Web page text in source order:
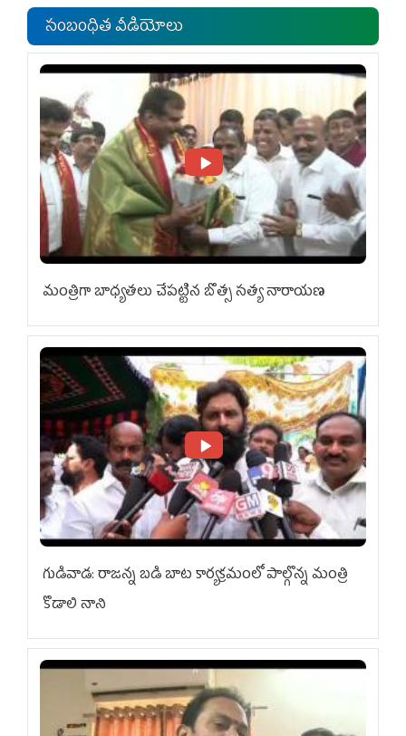
సంబంధిత వీడియోలు
మంత్రిగా బాధ్యతలు చేపట్టిన బొత్స సత్య నారాయణ
గుడివాడ: రాజన్న బడి బాట కార్యక్రమంలో పాల్గొన్న మంత్రి
కొడాలి నాని